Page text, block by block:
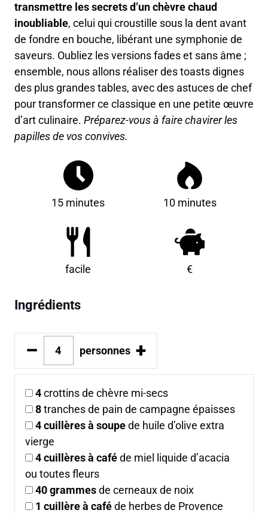
transmettre les secrets d’un chèvre chaud
inoubliable, celui qui croustille sous la dent avant
de fondre en bouche, libérant une symphonie de
saveurs. Oubliez les versions fades et sans âme ;
ensemble, nous allons réaliser des toasts dignes
des plus grandes tables, avec des astuces de chef
pour transformer ce classique en une petite œuvre
d’art culinaire. Préparez-vous à faire chavirer les
papilles de vos convives.
15 minutes 10 minutes
facile €
Ingrédients
– personnes +
4crottins de chèvre mi-secs
8tranches de pain de campagne épaisses
4cuillères à soupede huile d’olive extra
vierge
4cuillères à caféde miel liquide d’acacia
ou toutes fleurs
40grammesde cerneaux de noix
1 cuillère à caféde herbes de Provence